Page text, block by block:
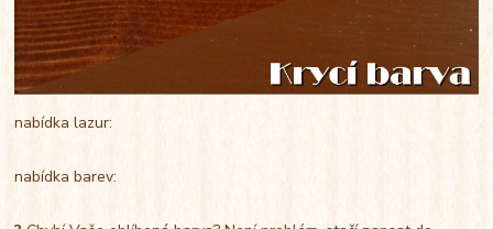
nabídka lazur:
nabídka barev: